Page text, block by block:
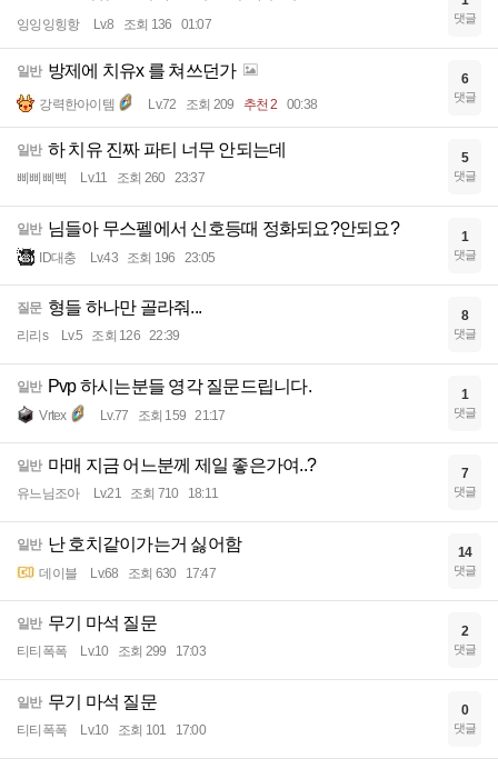
잉잉잉힝항 Lv.8 조회 136 01:07 댓글
일반 방제에 치유x 를 쳐쓰던가
강력한아이템 Lv.72 조회 209 추천 2 00:38
6
댓글
일반 하 치유 진짜 파티 너무 안되는데
삐삐삐삑 Lv.11 조회 260 23:37
5
댓글
일반 님들아 무스펠에서 신호등때 정화되요?안되요?
ID대충 Lv.43 조회 196 23:05
1
댓글
질문 형들 하나만 골라줘...
리리s Lv.5 조회 126 22:39
8
댓글
일반 Pvp 하시는분들 영각 질문드립니다.
Vrtex Lv.77 조회 159 21:17
1
댓글
일반 마매 지금 어느분께 제일 좋은가여..?
유느님조아 Lv.21 조회 710 18:11
7
댓글
일반 난 호치같이가는거 싫어함
데이블 Lv.68 조회 630 17:47
14
댓글
일반 무기 마석 질문
티티폭폭 Lv.10 조회 299 17:03
2
댓글
일반 무기 마석 질문
티티폭폭 Lv.10 조회 101 17:00
0
댓글